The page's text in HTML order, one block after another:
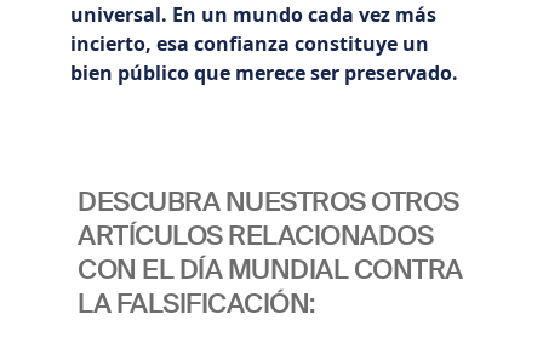
universal. En un mundo cada vez más
incierto, esa confianza constituye un
bien público que merece ser preservado.
DESCUBRA NUESTROS OTROS
ARTÍCULOS RELACIONADOS
CON EL DÍA MUNDIAL CONTRA
LA FALSIFICACIÓN: